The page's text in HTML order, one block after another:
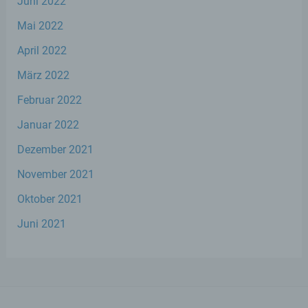
Mai 2022
April 2022
März 2022
Februar 2022
Januar 2022
Dezember 2021
November 2021
Oktober 2021
Juni 2021
b) betroffene Person
Betroffene Person ist jede identifizierte oder
identifizierbare natürliche Person, deren
personenbezogene Daten von dem für die
Verarbeitung Verantwortlichen verarbeitet
werden.
c) Verarbeitung
automatisierter Verfahren ausgeführte